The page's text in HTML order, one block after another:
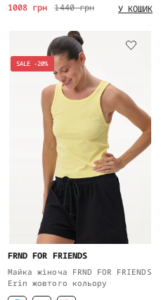
1440 грн
1008 грн У КОШИК
SALE -20%
FRND FOR FRIENDS
Майка жіноча FRND FOR FRIENDS
Erin жовтого кольору